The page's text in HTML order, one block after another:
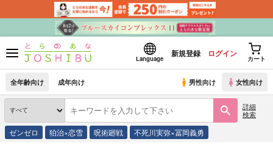
Language
新規登録 ログイン
カート
全年齢向け 成年向け 男性向け 女性向け
詳細
検索
ゼンゼロ 狛治×恋雪 呪術廻戦 不死川実弥×冨岡義勇